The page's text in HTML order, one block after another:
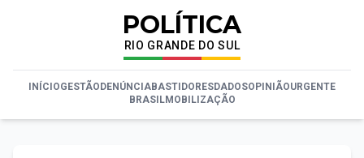
POLÍTICA
RIO GRANDE DO SUL
INÍCIOGESTÃO DENÚNCIABASTIDORESDADOSOPINIÃOURGENTE
BRASILMOBILIZAÇÃO